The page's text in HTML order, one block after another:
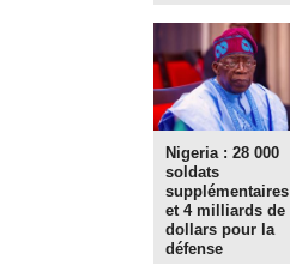
Nigeria : 28 000
soldats
supplémentaires
et 4 milliards de
dollars pour la
défense